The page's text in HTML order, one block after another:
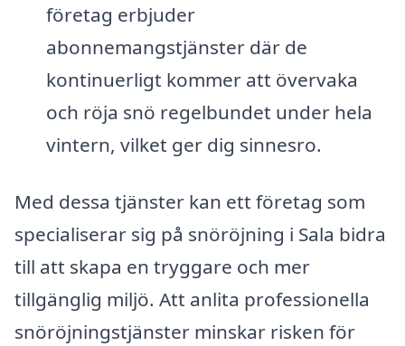
företag erbjuder
abonnemangstjänster där de
kontinuerligt kommer att övervaka
och röja snö regelbundet under hela
vintern, vilket ger dig sinnesro.
Med dessa tjänster kan ett företag som
specialiserar sig på snöröjning i Sala bidra
till att skapa en tryggare och mer
tillgänglig miljö. Att anlita professionella
snöröjningstjänster minskar risken för